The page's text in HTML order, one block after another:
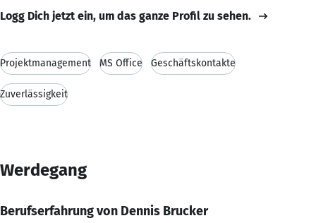
Logg Dich jetzt ein, um das ganze Profil zu sehen.
Projektmanagement MS Office Geschäftskontakte
Zuverlässigkeit
Werdegang
Berufserfahrung von Dennis Brucker